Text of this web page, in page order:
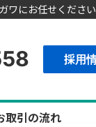
にお任せください
採用
取引の流れ